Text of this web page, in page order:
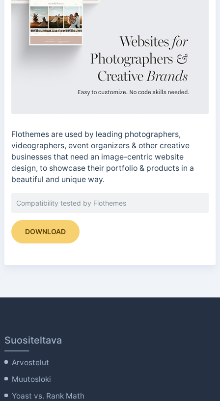
Flothemes are used by leading photographers,
videographers, event organizers & other creative
businesses that need an image-centric website
design, to showcase their portfolio & products in a
beautiful and unique way.
Compatibility tested by Flothemes
DOWNLOAD
Suositeltava
Arvostelut
Muutosloki
Yoast vs. Rank Math